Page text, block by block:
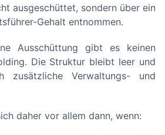
ausgeschüttet, sondern über ein
Gehalt entnommen.
Ausschüttung gibt es keinen
Die Struktur bleibt leer und
zusätzliche Verwaltungs- und
daher vor allem dann, wenn: